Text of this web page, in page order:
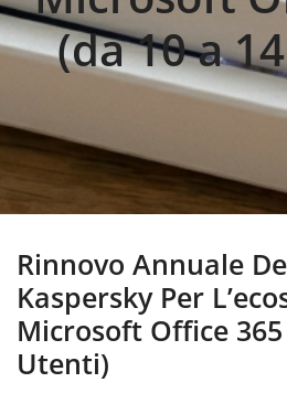
(da 10 a
Rinnovo Annuale
Kaspersky Per
Microsoft Office
Utenti)